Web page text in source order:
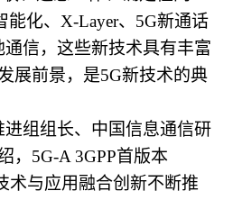
能化、X-Layer、5G新通话
通信，这些新技术具有丰富
展前景，是5G新技术的典
进组组长、中国信息通信研
，5G-A 3GPP首版本
术与应用融合创新不断推